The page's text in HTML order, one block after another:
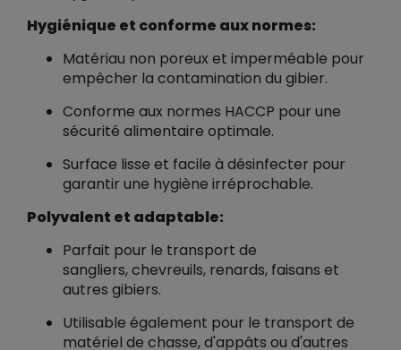
Hygiénique et conforme aux normes:
Matériau non poreux et imperméable pour
empêcher la contamination du gibier.
Conforme aux normes HACCP pour une
sécurité alimentaire optimale.
Surface lisse et facile à désinfecter pour
garantir une hygiène irréprochable.
Polyvalent et adaptable:
Parfait pour le transport de
sangliers, chevreuils, renards, faisans et
autres gibiers.
Utilisable également pour le transport de
matériel de chasse, d'appâts ou d'autres